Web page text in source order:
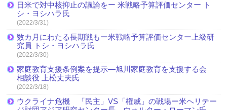
日米で対中核抑止の議論をー 米戦略予算評価センター ト
シ・ヨシハラ氏
(2022/3/31)
数カ月にわたる長期戦もー米戦略予算評価センター上級研
究員 トシ・ヨシハラ氏
(2022/3/30)
家庭教育支援条例案を提示―旭川家庭教育を支援する会
相談役 上松丈夫氏
(2022/3/18)
ウクライナ危機 「民主」VS「権威」の戦場ー米ヘリテー